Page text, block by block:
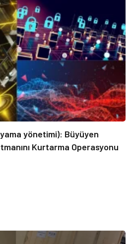
yönetimi): Büyüyen
Kurtarma Operasyonu